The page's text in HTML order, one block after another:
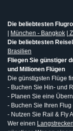
Die beliebtesten
München - Bangkok
Die beliebtesten
Brasilien
Fliegen Sie günstiger
und Millionen Flügen
Die günstigsten Flüge
- Buchen Sie Hin- und
- Planen Sie eine
- Buchen Sie Ihren
- Nutzen Sie Rail & Fly
Wer einen